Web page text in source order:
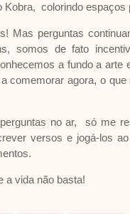
colorindo espaços
Mas perguntas
somos de fato
a fundo a
comemorar agora, o
no ar, só me
versos e jogá-los
a vida não basta!